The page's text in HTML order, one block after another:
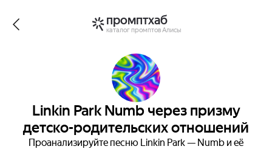
промптхаб
каталог промптов Алисы
Linkin Park Numb через призму
детско-родительских отношений
Проанализируйте песню Linkin Park — Numb и её